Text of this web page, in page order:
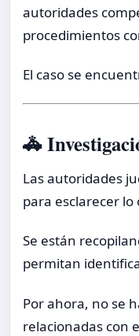
autoridades
procedimientos
El caso se
🚓
Las autoridades
para esclarecer lo
Se están
permitan
Por ahora, no se
relacionadas con